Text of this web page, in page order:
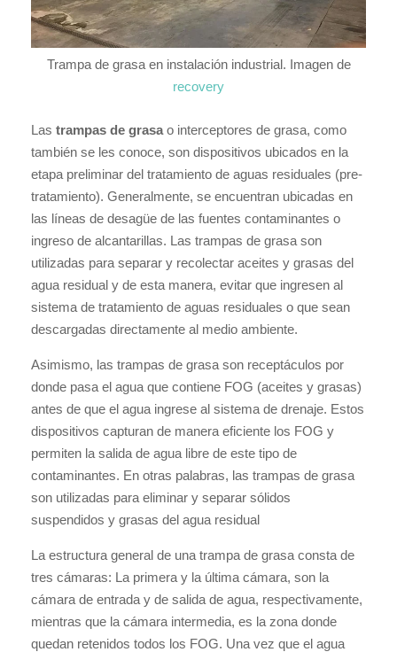
Trampa de grasa en instalación industrial. Imagen de
recovery
Las trampas de grasa o interceptores de grasa, como
también se les conoce, son dispositivos ubicados en la
etapa preliminar del tratamiento de aguas residuales (pre-
tratamiento). Generalmente, se encuentran ubicadas en
las líneas de desagüe de las fuentes contaminantes o
ingreso de alcantarillas. Las trampas de grasa son
utilizadas para separar y recolectar aceites y grasas del
agua residual y de esta manera, evitar que ingresen al
sistema de tratamiento de aguas residuales o que sean
descargadas directamente al medio ambiente.
Asimismo, las trampas de grasa son receptáculos por
donde pasa el agua que contiene FOG (aceites y grasas)
antes de que el agua ingrese al sistema de drenaje. Estos
dispositivos capturan de manera eficiente los FOG y
permiten la salida de agua libre de este tipo de
contaminantes. En otras palabras, las trampas de grasa
son utilizadas para eliminar y separar sólidos
suspendidos y grasas del agua residual
La estructura general de una trampa de grasa consta de
tres cámaras: La primera y la última cámara, son la
cámara de entrada y de salida de agua, respectivamente,
mientras que la cámara intermedia, es la zona donde
quedan retenidos todos los FOG. Una vez que el agua